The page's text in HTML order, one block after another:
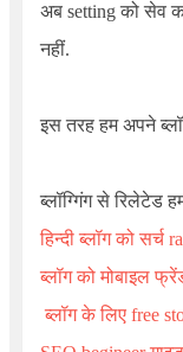
अब setting को सेव
नहीं.
इस तरह हम अपने
ब्लॉग्गिंग से रिलेटेड
हिन्दी ब्लॉग को
ब्लॉग को मोबाइल
ब्लॉग के लिए free